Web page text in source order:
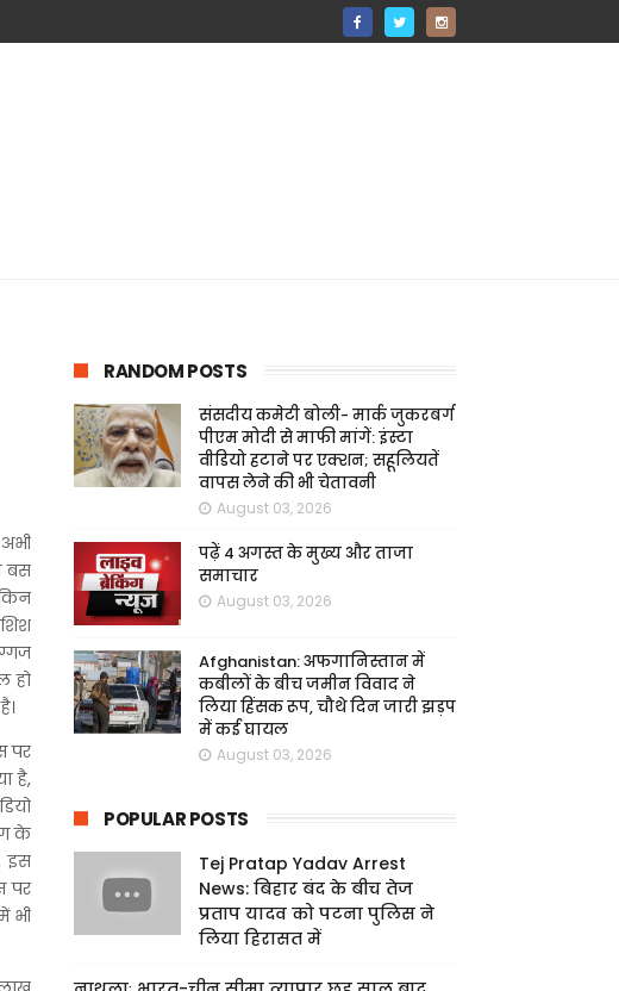
बस
हो
पर
है,
के
इस
पर
भी
RANDOM POSTS
संसदीय कमेटी बोली- मार्क जुकरबर्ग
पीएम मोदी से माफी मांगें: इंस्टा
वीडियो हटाने पर एक्शन; सहूलियतें
वापस लेने की भी चेतावनी
August 03, 2026
पढ़ें 4 अगस्त के मुख्य और ताजा
समाचार
August 03, 2026
Afghanistan: अफगानिस्तान में
कबीलों के बीच जमीन विवाद ने
लिया हिंसक रूप, चौथे दिन जारी झड़प
में कई घायल
August 03, 2026
POPULAR POSTS
Tej Pratap Yadav Arrest
News: बिहार बंद के बीच तेज
प्रताप यादव को पटना पुलिस ने
लिया हिरासत में